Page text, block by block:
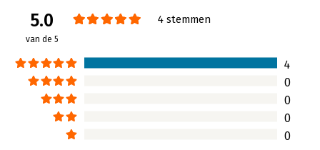
Uitgever:
Bert Bakker
Verschijningsdatum:
Hoofdrubriek:
5.0
van de 5
4 stemmen
4
0
0
0
0